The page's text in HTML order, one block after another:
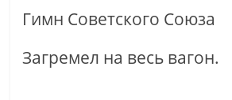
Гимн Советского Союза
Загремел на весь вагон.